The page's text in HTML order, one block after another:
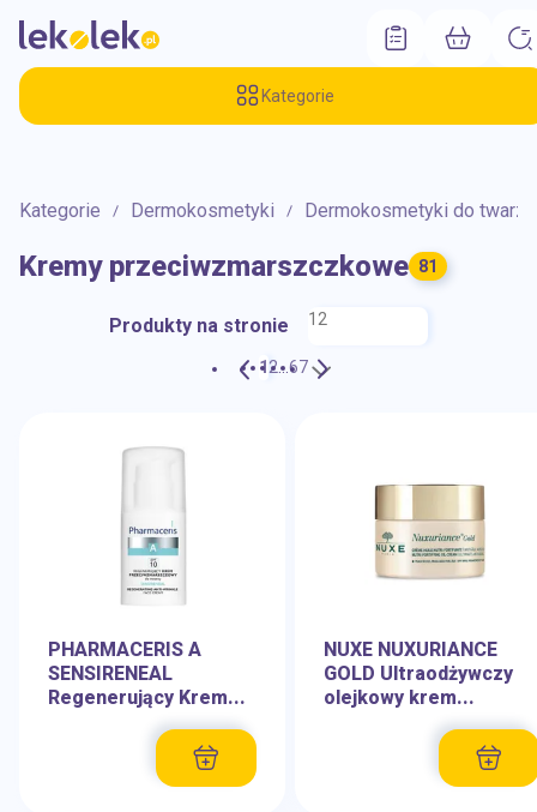
Kategorie
Kategorie Dermokosmetyki Dermokosmetyki do twarzy
Kremy przeciwzmarszczkowe 81
Produkty na stronie 12
1 2...67
PHARMACERIS A
SENSIRENEAL
Regenerujący Krem...
NUXE NUXURIANCE
GOLD Ultraodżywczy
olejkowy krem...